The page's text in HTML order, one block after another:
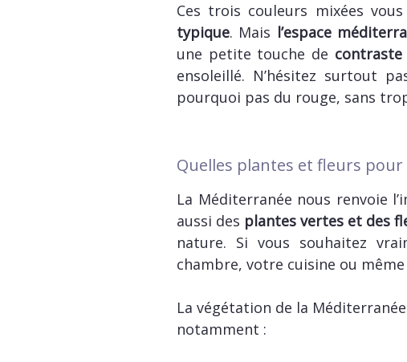
Ces trois couleurs mixées
typique. Mais l’espace
une petite touche de contraste
ensoleillé. N’hésitez surtout
pourquoi pas du rouge, sans
Quelles plantes et fleurs
La Méditerranée nous renvoie
aussi des plantes vertes et des
nature. Si vous souhaitez
chambre, votre cuisine ou
La végétation de la
notamment :